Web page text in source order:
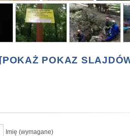
[POKAŻ POKAZ
Imię (wymagane)